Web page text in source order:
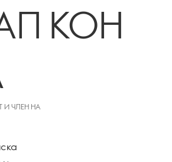
КОН
И ЧЛЕН НА